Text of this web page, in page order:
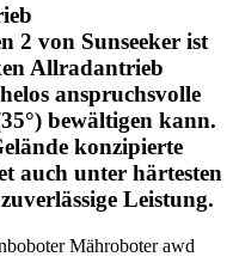
2 von Sunseeker ist
Allradantrieb
anspruchsvolle
bewältigen kann.
konzipierte
auch unter härtesten
Leistung.